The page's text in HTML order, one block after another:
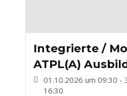
Integrierte /
ATPL(A)
01.10.2026 um 09:30 -
16:30